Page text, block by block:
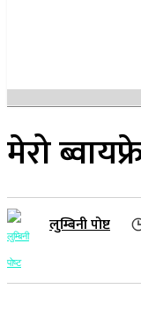
मेरो
लुम्बिनी पोष्ट